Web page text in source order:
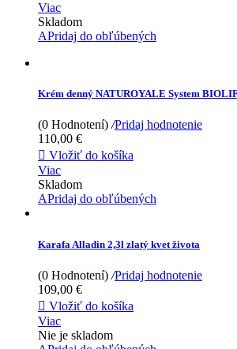
Viac
Skladom
APridaj do obľúbených
Krém denný NATUROYALE System
(0 Hodnotení) /Pridaj hodnotenie
110,00 €
 Vložiť do košíka
Viac
Skladom
APridaj do obľúbených
Karafa Alladin 2,3l zlatý kvet života
(0 Hodnotení) /Pridaj hodnotenie
109,00 €
 Vložiť do košíka
Viac
Nie je skladom